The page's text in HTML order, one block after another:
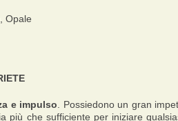
Opale
e impulso . Possiedono un gran
più che sufficiente per iniziare